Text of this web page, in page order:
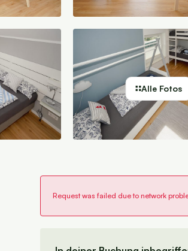
Alle Fotos